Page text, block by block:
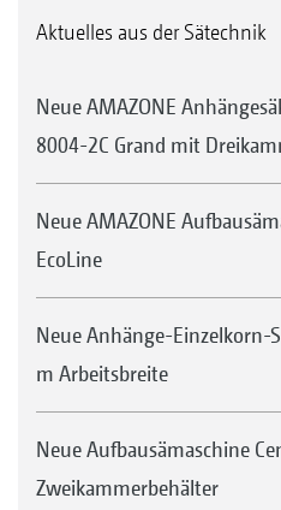
Aktuelles aus der Sätechnik
Neue AMAZONE
8004-2C Grand mit
Neue AMAZONE
EcoLine
Neue Anhänge-Einzelkorn-
m Arbeitsbreite
Neue Aufbausämaschine
Zweikammerbehälter